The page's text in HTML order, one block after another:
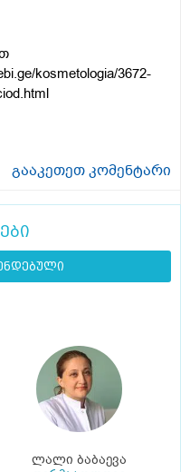
kosmetologia/3672-
გააკეთეთ კომენტარი
ლალი ბაბაევა